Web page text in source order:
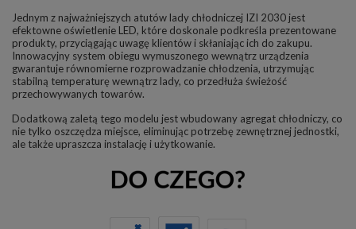
Jednym z najważniejszych atutów lady chłodniczej IZI 2030 jest
efektowne oświetlenie LED, które doskonale podkreśla prezentowane
produkty, przyciągając uwagę klientów i skłaniając ich do zakupu.
Innowacyjny system obiegu wymuszonego wewnątrz urządzenia
gwarantuje równomierne rozprowadzanie chłodzenia, utrzymując
stabilną temperaturę wewnątrz lady, co przedłuża świeżość
przechowywanych towarów.
Dodatkową zaletą tego modelu jest wbudowany agregat chłodniczy, co
nie tylko oszczędza miejsce, eliminując potrzebę zewnętrznej jednostki,
ale także upraszcza instalację i użytkowanie.